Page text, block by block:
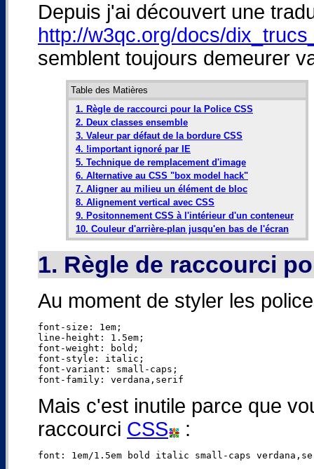
Depuis j'ai découvert une
http://w3qc.org/docs/
semblent toujours demeurer
Table des Matières
1. Règle de raccourci pour la Police CSS
2. Deux classes ensemble
3. Valeur par défaut de la bordure CSS
4. !important ignoré par IE
5. Technique de remplacement d'image
6. Alternative au CSS "box model hack"
7. Aligner au milieu un élément de bloc
8. Alignement vertical avec CSS
9. Positonnement CSS à l'intérieur d'un conteneur
10. Couleur d'arrière-plan jusqu'en bas de l'écran
1. Règle de raccourci
Au moment de styler les
font-size: 1em;
line-height: 1.5em;
font-weight: bold;
font-style: italic;
font-variant: small-caps;
Mais c'est inutile parce que
raccourci CSS :